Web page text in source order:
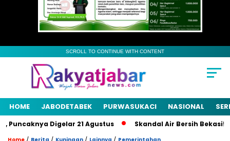
SCROLL TO CONTINUE WITH CONTENT
HOME JABODETABEK PURWASUKACI NASIONAL
Digelar 21 Agustus Skandal Air Bersih Bekasi! 3
/ / / /